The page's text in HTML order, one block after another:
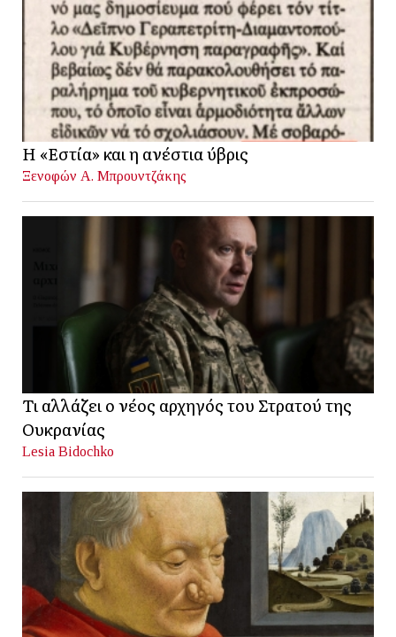
Η «Εστία» και η ανέστια ύβρις
Ξενοφών Α. Μπρουντζάκης
Τι αλλάζει ο νέος αρχηγός του Στρατού της
Ουκρανίας
Lesia Bidochko